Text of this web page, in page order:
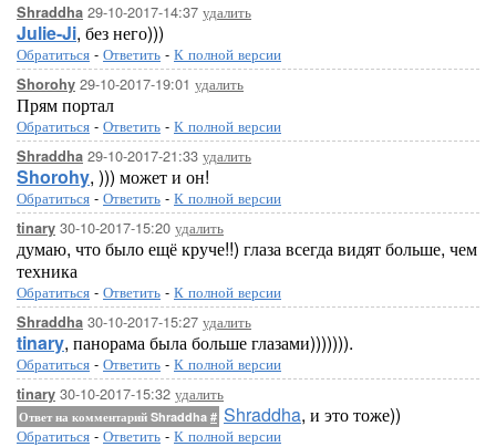
Shraddha 29-10-2017-14:37 удалить
Julie-Ji, без него)))
Обратиться - Ответить - К полной версии
Shorohy 29-10-2017-19:01 удалить
Прям портал
Обратиться - Ответить - К полной версии
Shraddha 29-10-2017-21:33 удалить
Shorohy, ))) может и он!
Обратиться - Ответить - К полной версии
tinary 30-10-2017-15:20 удалить
думаю, что было ещё круче!!) глаза всегда видят больше, чем
техника
Обратиться - Ответить - К полной версии
Shraddha 30-10-2017-15:27 удалить
tinary, панорама была больше глазами))))))).
Обратиться - Ответить - К полной версии
tinary 30-10-2017-15:32 удалить
Ответ на комментарий Shraddha # Shraddha, и это тоже))
Обратиться - Ответить - К полной версии